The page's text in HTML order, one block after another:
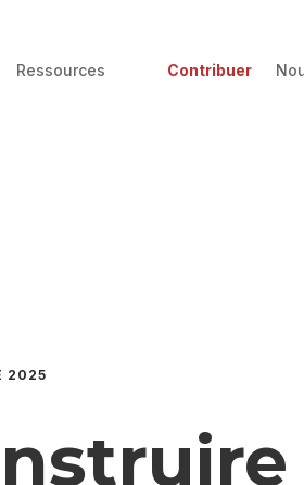
Ressources Contribuer
2025